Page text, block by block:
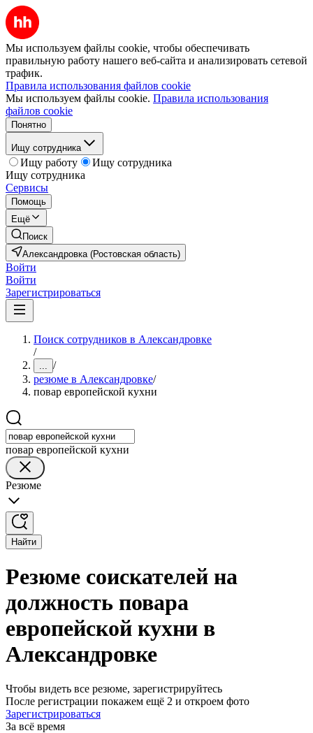
Мы используем файлы cookie, чтобы обеспечивать
правильную работу нашего веб-сайта и анализировать сетевой
трафик.
Правила использования файлов cookie
Мы используем файлы cookie. Правила использования
файлов cookie
Понятно
Ищу сотрудника
Ищу работу
Ищу сотрудника
Ищу сотрудника
Сервисы
Помощь
Ещё
Поиск
Александровка (Ростовская область)
Войти
Войти
Зарегистрироваться
Поиск сотрудников в Александровке
/
... /
резюме в Александровке/
повар европейской кухни
повар европейской кухни
Резюме
Найти
Резюме соискателей на
должность повара
европейской кухни в
Александровке
Чтобы видеть все резюме, зарегистрируйтесь
После регистрации покажем ещё 2 и откроем фото
Зарегистрироваться
За всё время